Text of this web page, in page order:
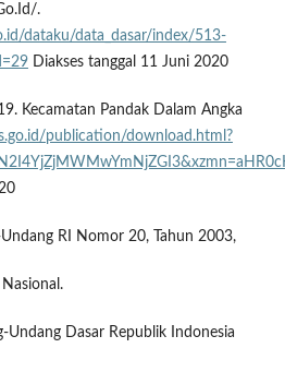
.
dataku/data_dasar/index/513-
Diakses tanggal 11 Juni 2020
Kecamatan Pandak Dalam Angka
publication/download.html?
RI Nomor 20, Tahun 2003,
Nasional.
Undang Dasar Republik Indonesia